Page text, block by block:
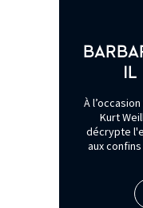
À
Kurt
décrypte
aux